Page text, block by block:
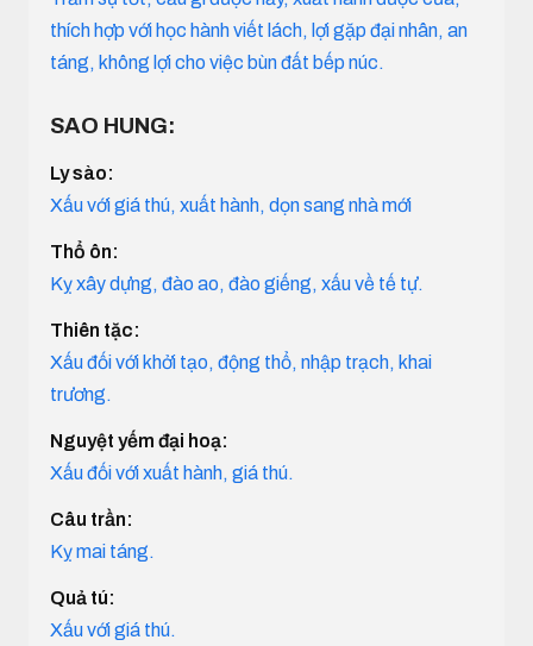
thích hợp với học hành viết lách, lợi gặp đại nhân, an
táng, không lợi cho việc bùn đất bếp núc.
SAO HUNG:
Ly sào:
Xấu với giá thú, xuất hành, dọn sang nhà mới
Thổ ôn:
Kỵ xây dựng, đào ao, đào giếng, xấu về tế tự.
Thiên tặc:
Xấu đối với khởi tạo, động thổ, nhập trạch, khai
trương.
Nguyệt yếm đại hoạ:
Xấu đối với xuất hành, giá thú.
Câu trần:
Kỵ mai táng.
Quả tú:
Xấu với giá thú.